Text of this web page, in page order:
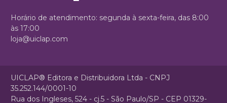
Horário de atendimento: segunda à sexta-feira, das 8:00
às 17:00
loja@uiclap.com
UICLAP® Editora e Distribuidora Ltda - CNPJ
35.252.144/0001-10
Rua dos Ingleses, 524 - cj.5 - São Paulo/SP - CEP 01329-